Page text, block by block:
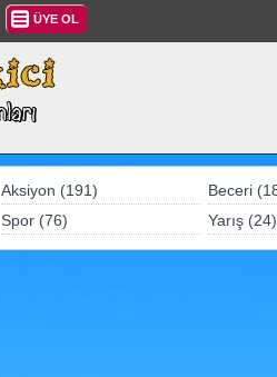
ÜYE OL
Aksiyon (191)
Beceri
Spor (76) Yarış (24)